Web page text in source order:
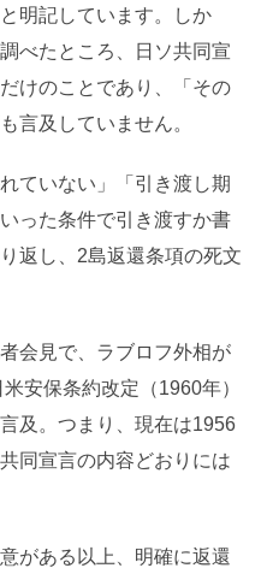
明記しています。しか
べたところ、日ソ共同宣
けのことであり、「その
言及していません。
ていない」「引き渡し期
った条件で引き渡すか書
返し、2島返還条項の死文
会見で、ラブロフ外相が
安保条約改定（1960年）
及。つまり、現在は1956
同宣言の内容どおりには
がある以上、明確に返還